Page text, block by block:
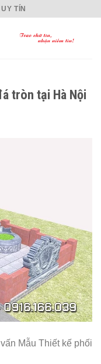
TÍN
tròn tại Hà Nội
Mẫu Thiết kế phối